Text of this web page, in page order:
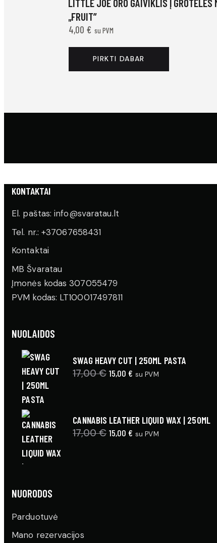
LITTLE JOE ORO GAIVIKLIS Į GROTELES
„FRUIT”
4,00 € su PVM
PIRKTI DABAR
KONTAKTAI
El. paštas: info@svaratau.lt
Tel. nr.: +37067658431
Kontaktai
MB Švaratau
Įmonės kodas 307055479
PVM kodas: LT100017497811
NUOLAIDOS
SWAG HEAVY CUT | 250ML PASTA
17,00€ Original
17,00 €.
15,00 € Current
15,00 €.
su PVM
CANNABIS LEATHER LIQUID WAX | 250ML
17,00€ Original
15,00 € Current
su PVM
NUORODOS
Parduotuvė
Mano rezervacijos